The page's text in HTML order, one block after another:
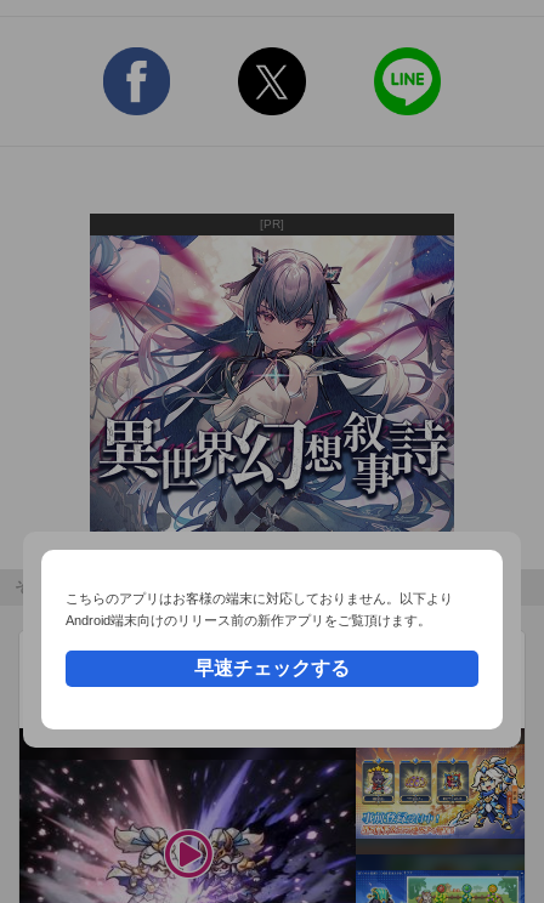
合いの一冊。
1974年福岡生まれ。人気ブログ「くにろく 東京食べある記」
主宰。雑誌のグルメ特集のブレーンや週刊誌のコメンテーター
などを数多く務め、東京の食に関する情報を発信。サントリー
公式ブロガーでもあり、「BAR-NAVI 公式ブログ」に記事を執
筆。ジロリアン（「ラーメン二郎」愛好家）としても知られ、
ブログ「ラーメン二郎 訪問記」も主宰している。
浜田信郎（はまだのぶろう）
1959年愛媛県生まれ。造船会社で働く傍ら，居酒屋巡礼活動を
続ける。人気ブログ「居酒屋礼賛」主宰。著書に『酒場百選』
（ちくま文庫），『ひとり呑み』（WAVE出版）。
TVチャンピオン「築地王選手権」優勝。以来、各種の築地特集
地五つ星の味、極上の逸品』（東京書籍）他があり、『東京ラ
ける他、「食の賢人」達の幅広いネットワークを活用した様々
なプロジェクトを主宰。自称“愛妻家”で、本書をきっかけに
「妻もて」ブームを起こすべく画策中。
藤原法仁（ふじわらのりひと）
1963年東京葛飾生まれ。太田和彦氏に啓蒙された「太田チルド
[PR]
その他のおすすめコンテンツ
W三国志
BYTEFUN GAMES PTE. LTD.
広告
こちらのアプリはお客様の端末に対応しておりません。以下より
Android端末向けのリリース前の新作アプリをご覧頂けます。
早速チェックする